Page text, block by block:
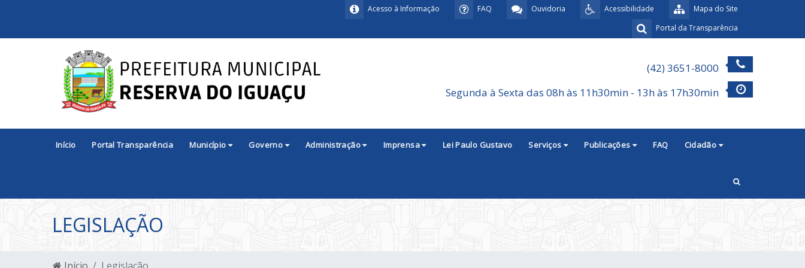
Mapa do Site
Acessibilidade
Ouvidoria
FAQ
Acesso à Informação
Portal da Transparência
(42) 3651-8000
Segunda à Sexta das 08h às 11h30min - 13h às 17h30min
Início Portal Transparência Município Governo Administração Imprensa Lei Paulo Gustavo Serviços Publicações FAQ Cidadão
LEGISLAÇÃO
Início Legislação